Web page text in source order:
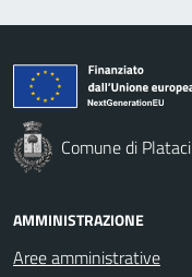
Comune di Plataci
AMMINISTRAZIONE
Aree amministrative